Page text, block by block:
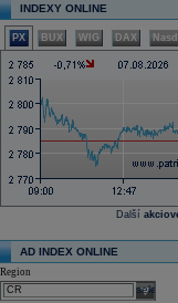
INDEXY ONLINE
PX BUX WIG DAX
Další
AD INDEX ONLINE
Region
select